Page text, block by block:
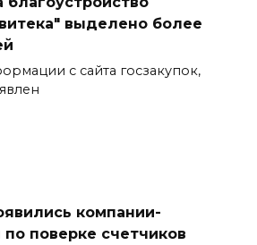
выделено более
с сайта госзакупок,
компании-
поверке счетчиков